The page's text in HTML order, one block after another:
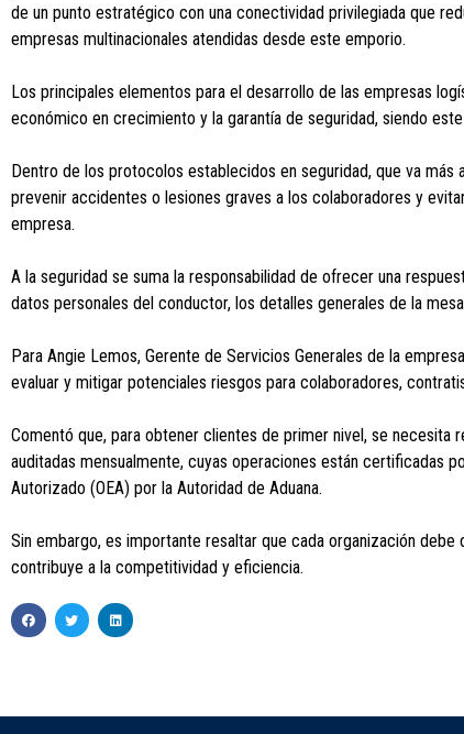
de un punto estratégico con una conectividad privilegiada que
empresas multinacionales atendidas desde este emporio.
Los principales elementos para el desarrollo de las empresas
económico en crecimiento y la garantía de seguridad, siendo
Dentro de los protocolos establecidos en seguridad, que va
prevenir accidentes o lesiones graves a los colaboradores y
empresa.
A la seguridad se suma la responsabilidad de ofrecer una
datos personales del conductor, los detalles generales de la
Para Angie Lemos, Gerente de Servicios Generales de la
evaluar y mitigar potenciales riesgos para colaboradores,
Comentó que, para obtener clientes de primer nivel, se
auditadas mensualmente, cuyas operaciones están certificadas
Autorizado (OEA) por la Autoridad de Aduana.
Sin embargo, es importante resaltar que cada organización
contribuye a la competitividad y eficiencia.